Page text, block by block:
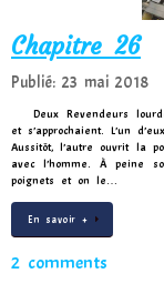
Chapitre 26
Publié: 23 mai 2018
Deux Revendeurs
et s’approchaient. L’un
Aussitôt, l’autre ouvrit la
avec l’homme. À peine
poignets et on le…
En savoir +
2 comments